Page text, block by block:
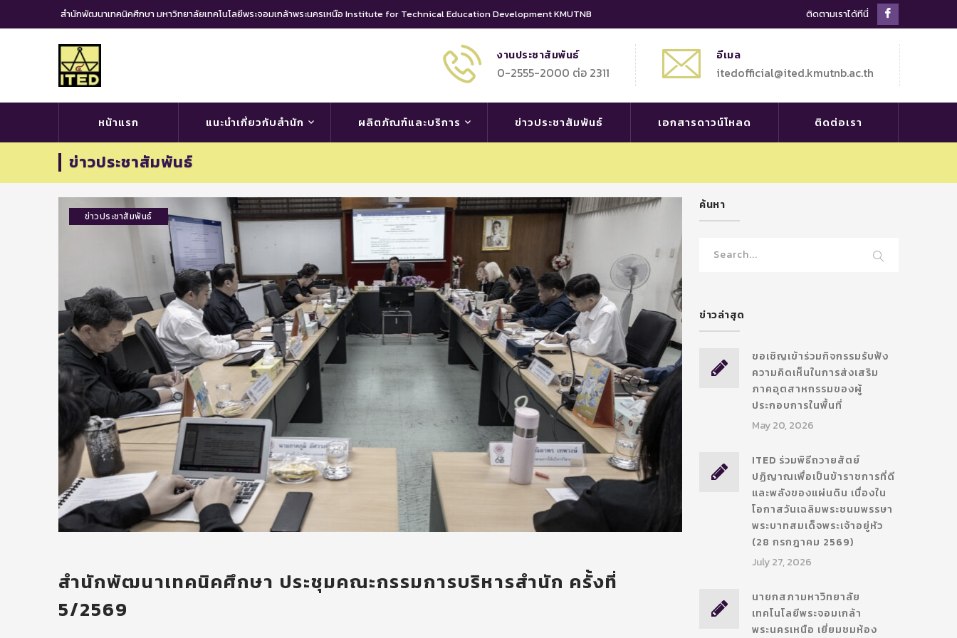
สำนักพัฒนาเทคนิคศึกษา มหาวิทยาลัยเทคโนโลยีพระจอมเกล้าพระนครเหนือ Institute for Technical Education Development KMUTNB ติดตามเราได้ทีนี่
งานประชาสัมพันธ์
0-2555-2000 ต่อ 2311
อีเมล
itedofficial@ited.kmutnb.ac.th
หน้าแรก แนะนำเกี่ยวกับสำนัก ผลิตภัณฑ์และบริการ ข่าวประชาสัมพันธ์ เอกสารดาวน์โหลด ติดต่อเรา
ข่าวประชาสัมพันธ์
ข่าวประชาสัมพันธ์
สำนักพัฒนาเทคนิคศึกษา ประชุมคณะกรรมการบริหารสำนัก ครั้งที่
5/2569
ค้นหา
ข่าวล่าสุด
ขอเชิญเข้าร่วมกิจกรรมรับฟัง
ความคิดเห็นในการส่งเสริม
ภาคอุตสาหกรรมของผู้
ประกอบการในพื้นที่
May 20, 2026
ITED ร่วมพิธีถวายสัตย์
ปฏิญาณเพื่อเป็นข้าราชการที่ดี
และพลังของแผ่นดิน เนื่องใน
โอกาสวันเฉลิมพระชนมพรรษา
พระบาทสมเด็จพระเจ้าอยู่หัว
(28 กรกฎาคม 2569)
July 27, 2026
นายกสภามหาวิทยาลัย
เทคโนโลยีพระจอมเกล้า
พระนครเหนือ เยี่ยมชมห้อง